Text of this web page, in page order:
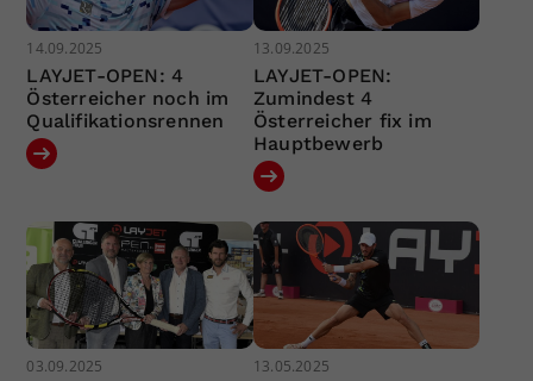
14.09.2025
LAYJET-OPEN: 4
Österreicher noch im
Qualifikationsrennen
13.09.2025
LAYJET-OPEN:
Zumindest 4
Österreicher fix im
Hauptbewerb
03.09.2025 13.05.2025